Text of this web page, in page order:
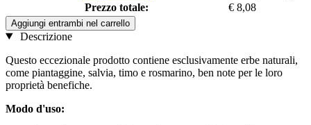
Prezzo totale:
€ 8,08
Aggiungi entrambi nel carrello
Descrizione
Questo eccezionale prodotto contiene esclusivamente erbe naturali,
come piantaggine, salvia, timo e rosmarino, ben note per le loro
proprietà benefiche.
Modo d'uso: